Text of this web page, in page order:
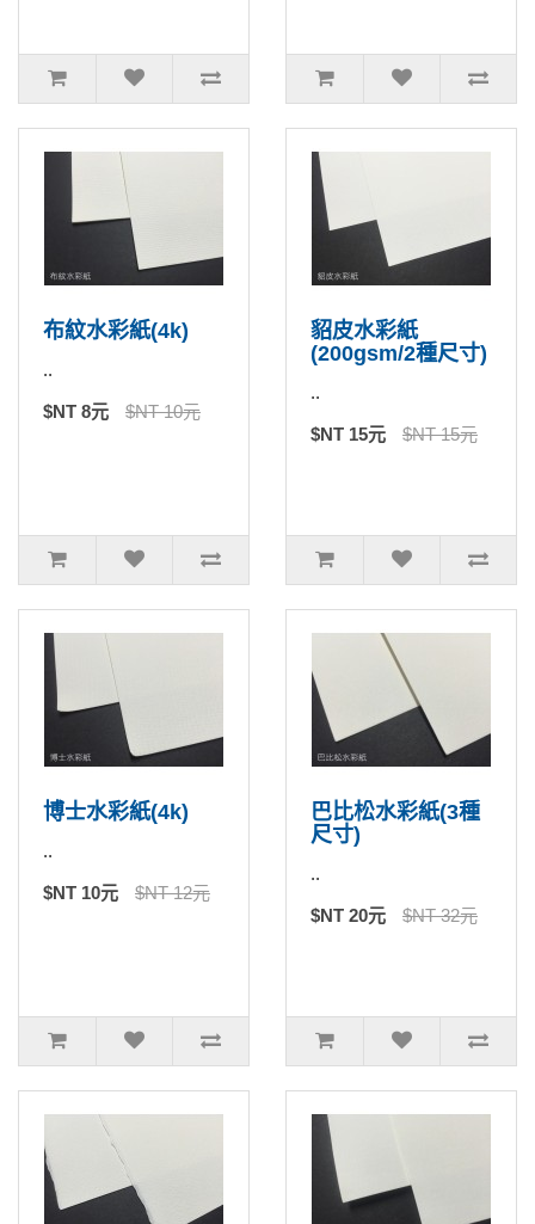
布紋水彩紙(4k)
..
$NT 8元 $NT 10元
貂皮水彩紙
(200gsm/2種尺寸)
..
$NT 15元 $NT 15元
博士水彩紙(4k)
..
$NT 10元 $NT 12元
巴比松水彩紙(3種
尺寸)
..
$NT 20元 $NT 32元